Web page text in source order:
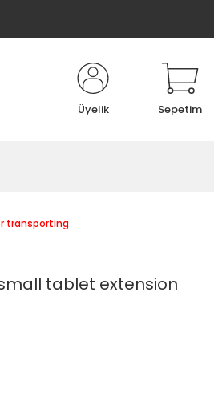
Üyelik Sepetim
transporting
tablet extension